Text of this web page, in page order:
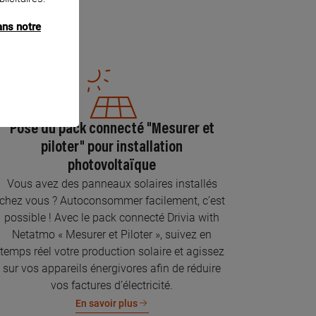
Pose du pack connecté "Mesurer et
piloter" pour installation
photovoltaïque
Vous avez des panneaux solaires installés
chez vous ? Autoconsommer facilement, c’est
possible ! Avec le pack connecté Drivia with
Netatmo « Mesurer et Piloter », suivez en
temps réel votre production solaire et agissez
sur vos appareils énergivores afin de réduire
vos factures d’électricité.
En savoir plus
notre